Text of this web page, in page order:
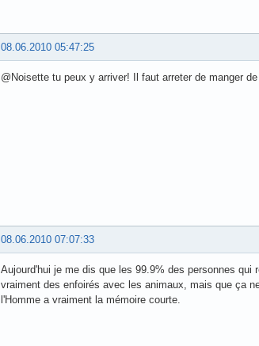
08.06.2010 05:47:25
@Noisette tu peux y arriver! Il faut arreter de manger
08.06.2010 07:07:33
Aujourd'hui je me dis que les 99.9% des personnes qui
vraiment des enfoirés avec les animaux, mais que ça
l'Homme a vraiment la mémoire courte.